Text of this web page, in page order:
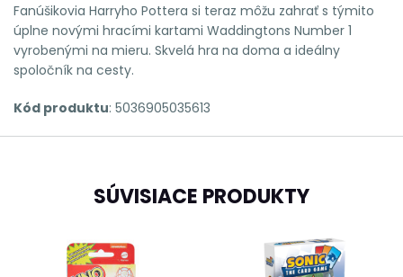
Fanúšikovia Harryho Pottera si teraz môžu zahrať s týmito
úplne novými hracími kartami Waddingtons Number 1
vyrobenými na mieru. Skvelá hra na doma a ideálny
spoločník na cesty.
Kód produktu: 5036905035613
SÚVISIACE PRODUKTY